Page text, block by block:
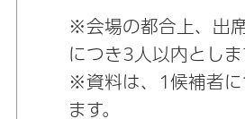
※会場の都合上、出
につき3人以内としま
※資料は、1候補者に
ます。